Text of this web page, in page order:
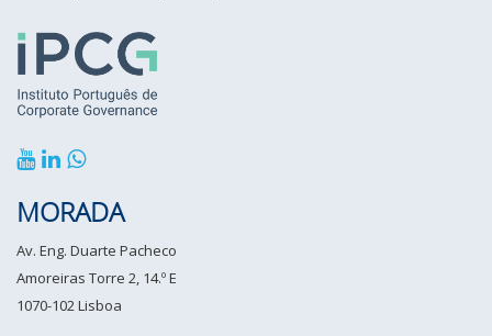
MORADA
Av. Eng. Duarte Pacheco
Amoreiras Torre 2, 14.º E
1070-102 Lisboa